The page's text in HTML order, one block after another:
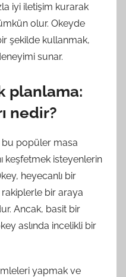
iyi iletişim kurarak
olur. Okeyde
şekilde kullanmak,
sunar.
planlama:
nedir?
popüler masa
keşfetmek isteyenlerin
heyecanlı bir
bir araya
Ancak, basit bir
aslında incelikli bir
yapmak ve